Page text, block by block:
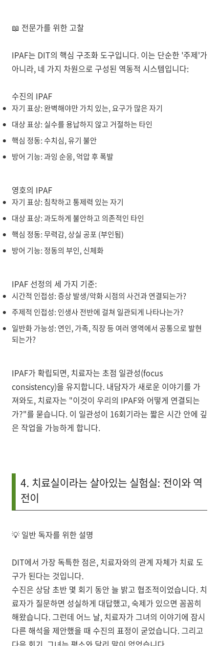
📖 전문가를 위한 고찰
IPAF는 DIT의 핵심 구조화 도구입니다. 이는 단순한 '주제'가
아니라, 네 가지 차원으로 구성된 역동적 시스템입니다:
수진의 IPAF
자기 표상: 완벽해야만 가치 있는, 요구가 많은 자기
대상 표상: 실수를 용납하지 않고 거절하는 타인
핵심 정동: 수치심, 유기 불안
방어 기능: 과잉 순응, 억압 후 폭발
영호의 IPAF
자기 표상: 침착하고 통제력 있는 자기
대상 표상: 과도하게 불안하고 의존적인 타인
핵심 정동: 무력감, 상실 공포 (부인됨)
방어 기능: 정동의 부인, 신체화
IPAF 선정의 세 가지 기준:
시간적 인접성: 증상 발생/악화 시점의 사건과 연결되는가?
주제적 인접성: 인생사 전반에 걸쳐 일관되게 나타나는가?
일반화 가능성: 연인, 가족, 직장 등 여러 영역에서 공통으로 발현
되는가?
IPAF가 확립되면, 치료자는 초점 일관성(focus
consistency)을 유지합니다. 내담자가 새로운 이야기를 가
져와도, 치료자는 "이것이 우리의 IPAF와 어떻게 연결되는
가?"를 묻습니다. 이 일관성이 16회기라는 짧은 시간 안에 깊
은 작업을 가능하게 합니다.
4. 치료실이라는 살아있는 실험실: 전이와 역
전이
💡 일반 독자를 위한 설명
DIT에서 가장 독특한 점은, 치료자와의 관계 자체가 치료 도
구가 된다는 것입니다.
수진은 상담 초반 몇 회기 동안 늘 밝고 협조적이었습니다. 치
료자가 질문하면 성실하게 대답했고, 숙제가 있으면 꼼꼼히
해왔습니다. 그런데 어느 날, 치료자가 그녀의 이야기에 잠시
다른 해석을 제안했을 때 수진의 표정이 굳었습니다. 그리고